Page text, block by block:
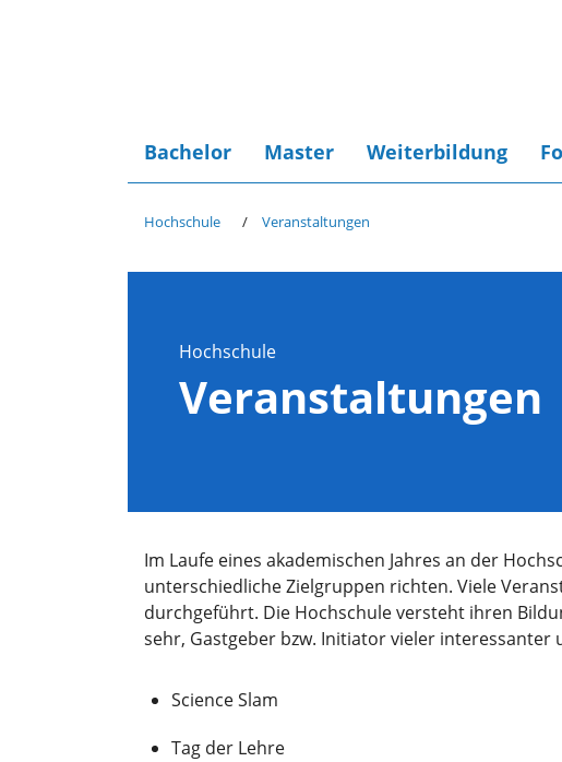
Bachelor Master Weiterbildung
Hochschule Veranstaltungen
Hochschule
Veranstaltungen
Im Laufe eines akademischen Jahres an der
unterschiedliche Zielgruppen richten. Viele
durchgeführt. Die Hochschule versteht ihren
sehr, Gastgeber bzw. Initiator vieler interessanter
Science Slam
Tag der Lehre